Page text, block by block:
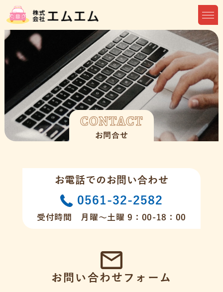
CONTACT
お問合せ
お電話でのお問い合わせ
0561-32-2582
受付時間 月曜～土曜 9：00-18：00
お問い合わせフォーム